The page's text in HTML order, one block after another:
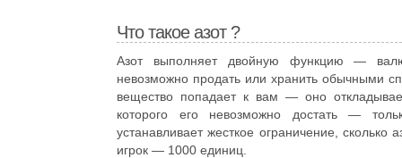
Что такое азот ?
Азот выполняет двойную функцию —
невозможно продать или хранить обычными
вещество попадает к вам — оно
которого его невозможно достать —
устанавливает жесткое ограничение, сколько
игрок — 1000 единиц.